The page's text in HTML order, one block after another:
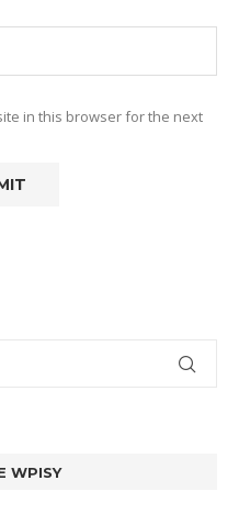
in this browser for the next
WPISY